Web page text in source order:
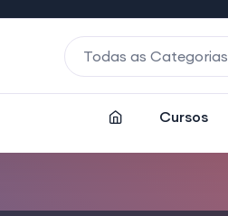
Todas as Categorias
Cursos